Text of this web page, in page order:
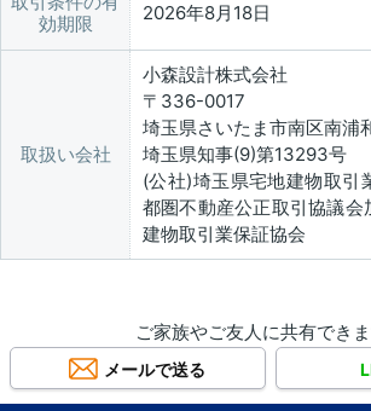
効期限
2026年8月18日
取扱い会社
小森設計株式会社
〒336-0017
埼玉県さいたま市南区南浦
埼玉県知事(9)第13293号
(公社)埼玉県宅地建物取引
都圏不動産公正取引協議会
建物取引業保証協会
ご家族やご友人に共有できま
メールで送る